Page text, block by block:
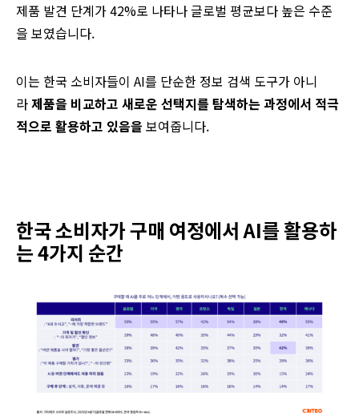
제품 발견 단계가 42%로 나타나 글로벌 평균보다 높은 수준
을 보였습니다.
이는 한국 소비자들이 AI를 단순한 정보 검색 도구가 아니
라제품을 비교하고 새로운 선택지를 탐색하는 과정에서 적극
적으로 활용하고 있음을 보여줍니다.
한국 소비자가구매 여정에서 AI를활용하
는4가지 순간